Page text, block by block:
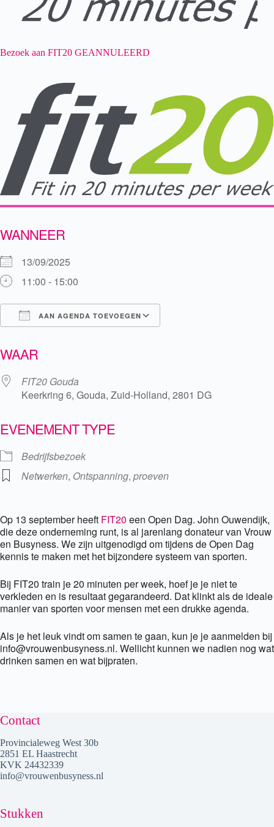
Bezoek aan FIT20 GEANNULEERD
WANNEER
13/09/2025
11:00 - 15:00
AAN AGENDA TOEVOEGEN
WAAR
FIT20 Gouda
Keerkring 6, Gouda, Zuid-Holland, 2801 DG
EVENEMENT TYPE
Bedrijfsbezoek
Netwerken, Ontspanning, proeven
Op 13 september heeft FIT20 een Open Dag. John Ouwendijk,
die deze onderneming runt, is al jarenlang donateur van Vrouw
en Busyness. We zijn uitgenodigd om tijdens de Open Dag
kennis te maken met het bijzondere systeem van sporten.
Bij FIT20 train je 20 minuten per week, hoef je je niet te
verkleden en is resultaat gegarandeerd. Dat klinkt als de ideale
manier van sporten voor mensen met een drukke agenda.
Als je het leuk vindt om samen te gaan, kun je je aanmelden bij
info@vrouwenbusyness.nl. Wellicht kunnen we nadien nog wat
drinken samen en wat bijpraten.
Contact
Provincialeweg West 30b
2851 EL Haastrecht
KVK 24432339
info@vrouwenbusyness.nl
Stukken